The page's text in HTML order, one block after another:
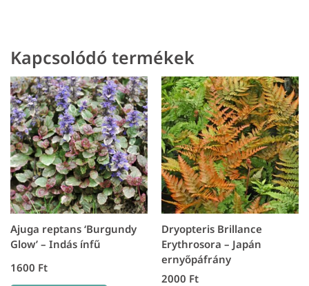
mennyiség
Kapcsolódó termékek
Ajuga reptans ‘Burgundy
Glow’ – Indás ínfű
1600 Ft
Dryopteris Brillance
Erythrosora – Japán
ernyőpáfrány
2000 Ft